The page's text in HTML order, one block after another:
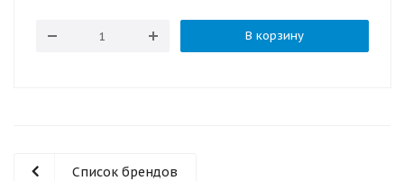
В корзину
Список брендов